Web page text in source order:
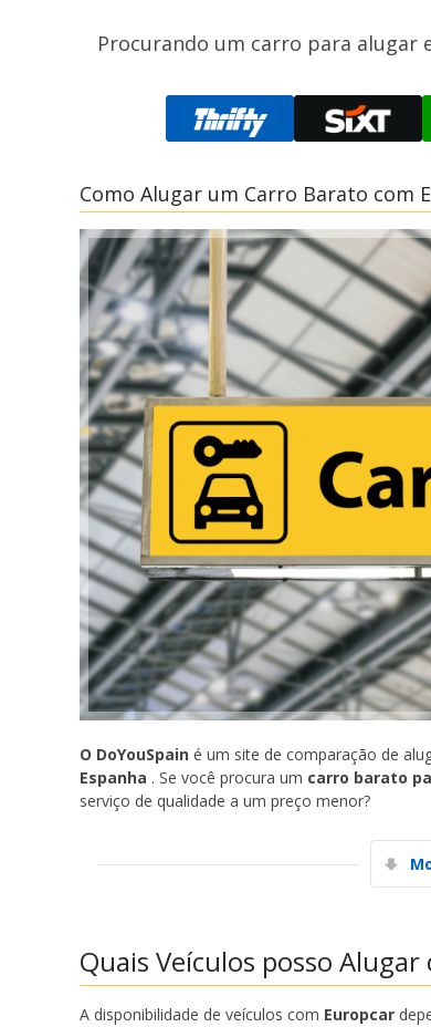
Procurando um carro para alugar
Como Alugar um Carro Barato com
O DoYouSpain é um site de comparação de
Espanha . Se você procura um carro barato
serviço de qualidade a um preço menor?
Quais Veículos posso Alugar
A disponibilidade de veículos com Europcar